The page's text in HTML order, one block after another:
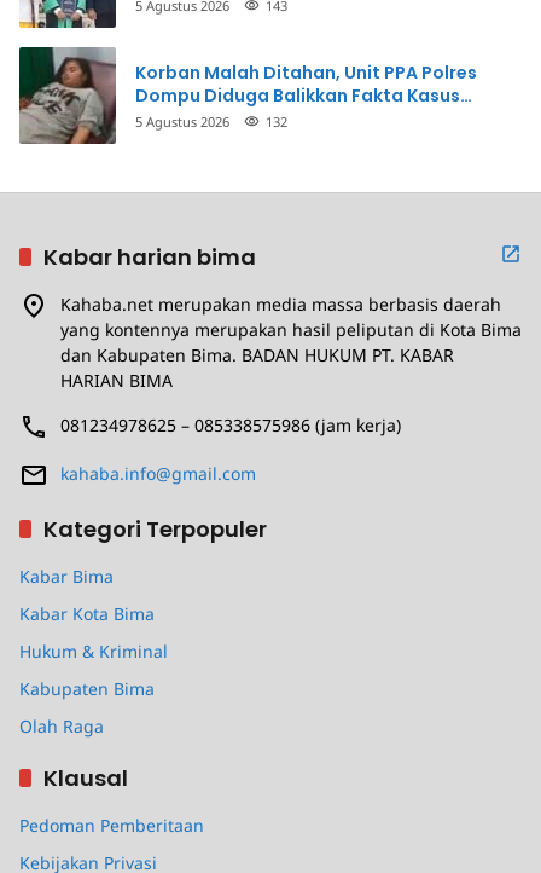
5 Agustus 2026 143
Korban Malah Ditahan, Unit PPA Polres
Dompu Diduga Balikkan Fakta Kasus
Penganiayaan
5 Agustus 2026 132
Kabar harian bima
Kahaba.net merupakan media massa berbasis daerah
yang kontennya merupakan hasil peliputan di Kota Bima
dan Kabupaten Bima. BADAN HUKUM PT. KABAR
HARIAN BIMA
081234978625 – 085338575986 (jam kerja)
kahaba.info@gmail.com
Kategori Terpopuler
Kabar Bima
Kabar Kota Bima
Hukum & Kriminal
Kabupaten Bima
Olah Raga
Klausal
Pedoman Pemberitaan
Kebijakan Privasi